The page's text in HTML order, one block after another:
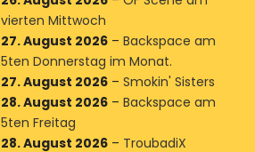
vierten Mittwoch
27. August 2026– Backspace am
5ten Donnerstag im Monat.
27. August 2026– Smokin' Sisters
28. August 2026– Backspace am
5ten Freitag
28. August 2026– TroubadiX